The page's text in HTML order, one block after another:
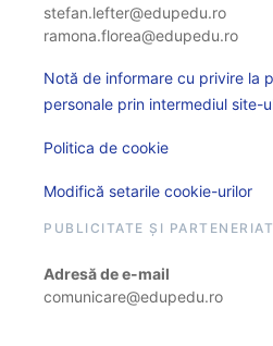
stefan.lefter@edupedu.ro
ramona.florea@edupedu.ro
Notă de informare cu privire la
personale prin intermediul site-
Politica de cookie
Modifică setarile cookie-urilor
PUBLICITATE ȘI
Adresă de e-mail
comunicare@edupedu.ro